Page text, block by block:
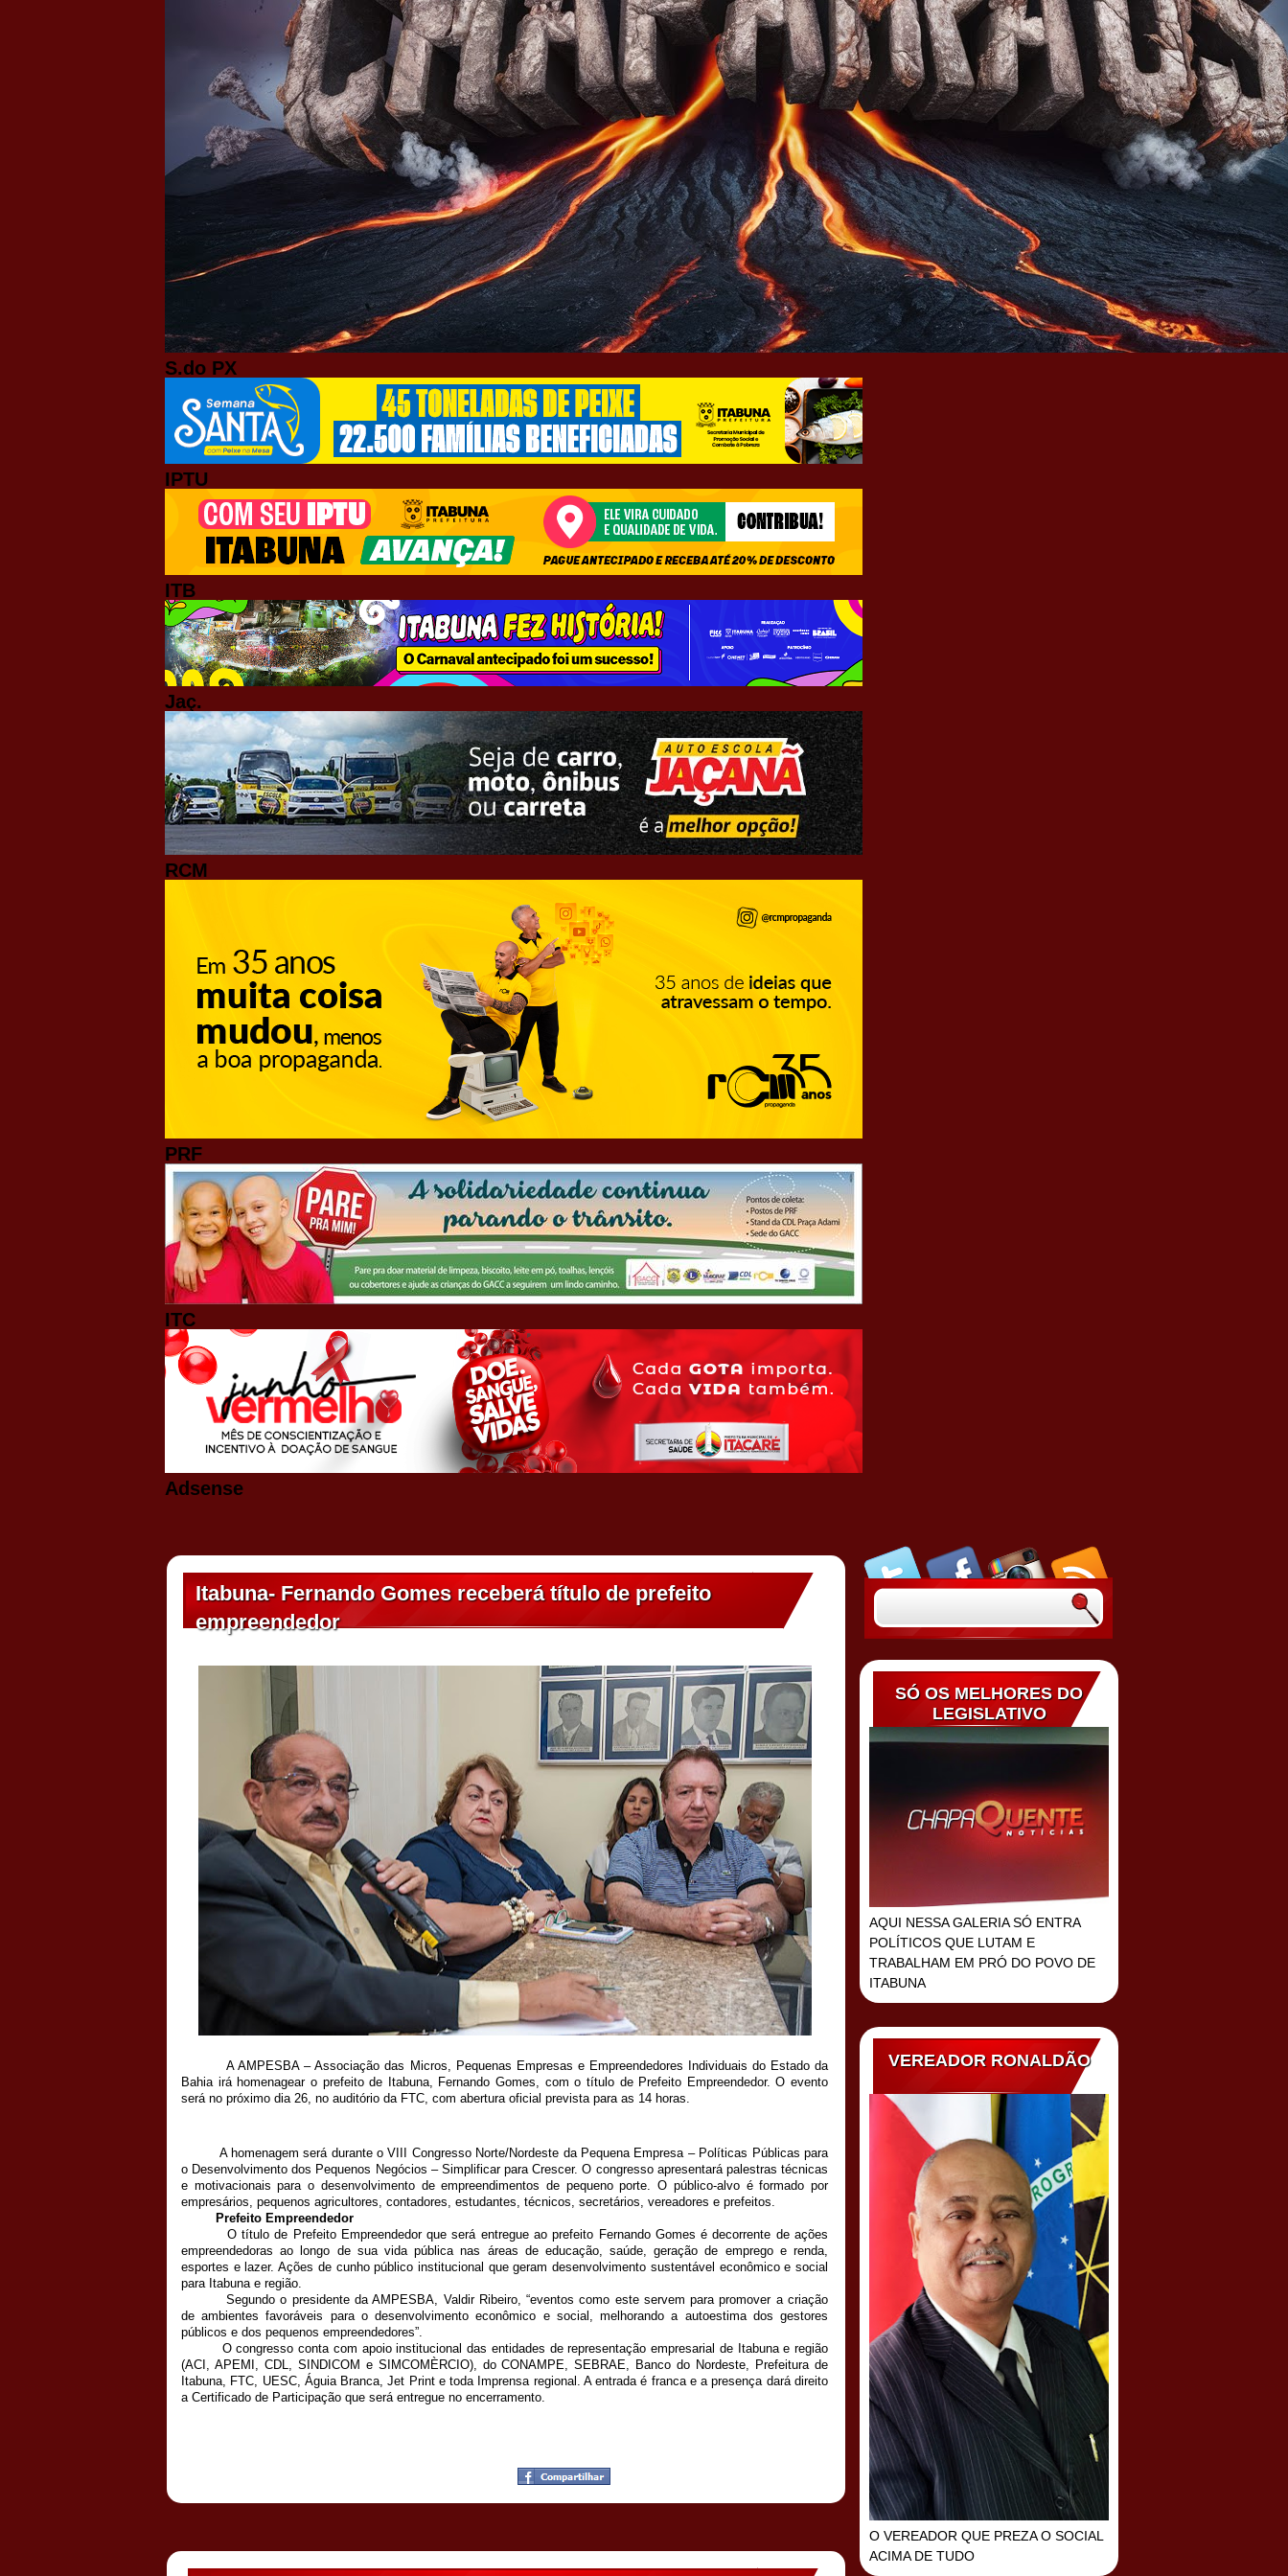
S.do PX
IPTU
ITB
Jaç.
RCM
PRF
ITC
Adsense
Itabuna- Fernando Gomes receberá título de prefeito
empreendedor
A AMPESBA – Associação das Micros, Pequenas Empresas e Empreendedores Individuais do Estado da
Bahia irá homenagear o prefeito de Itabuna, Fernando Gomes, com o título de Prefeito Empreendedor. O evento
será no próximo dia 26, no auditório da FTC, com abertura oficial prevista para as 14 horas.
A homenagem será durante o VIII Congresso Norte/Nordeste da Pequena Empresa – Políticas Públicas para
o Desenvolvimento dos Pequenos Negócios – Simplificar para Crescer. O congresso apresentará palestras técnicas
e motivacionais para o desenvolvimento de empreendimentos de pequeno porte. O público-alvo é formado por
empresários, pequenos agricultores, contadores, estudantes, técnicos, secretários, vereadores e prefeitos.
Prefeito Empreendedor
O título de Prefeito Empreendedor que será entregue ao prefeito Fernando Gomes é decorrente de ações
empreendedoras ao longo de sua vida pública nas áreas de educação, saúde, geração de emprego e renda,
esportes e lazer. Ações de cunho público institucional que geram desenvolvimento sustentável econômico e social
para Itabuna e região.
Segundo o presidente da AMPESBA, Valdir Ribeiro, “eventos como este servem para promover a criação
de ambientes favoráveis para o desenvolvimento econômico e social, melhorando a autoestima dos gestores
públicos e dos pequenos empreendedores”.
O congresso conta com apoio institucional das entidades de representação empresarial de Itabuna e região
(ACI, APEMI, CDL, SINDICOM e SIMCOMÈRCIO), do CONAMPE, SEBRAE, Banco do Nordeste, Prefeitura de
Itabuna, FTC, UESC, Águia Branca, Jet Print e toda Imprensa regional. A entrada é franca e a presença dará direito
a Certificado de Participação que será entregue no encerramento.
SÓ OS MELHORES DO
LEGISLATIVO
AQUI NESSA GALERIA SÓ ENTRA
POLÍTICOS QUE LUTAM E
TRABALHAM EM PRÓ DO POVO DE
ITABUNA
VEREADOR RONALDÃO
O VEREADOR QUE PREZA O SOCIAL
ACIMA DE TUDO